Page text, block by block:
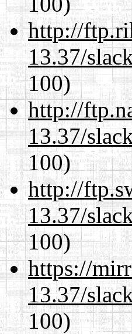
http://
13.37/
100)
http://
13.37/
100)
http://
13.37/
100)
https://
13.37/
100)